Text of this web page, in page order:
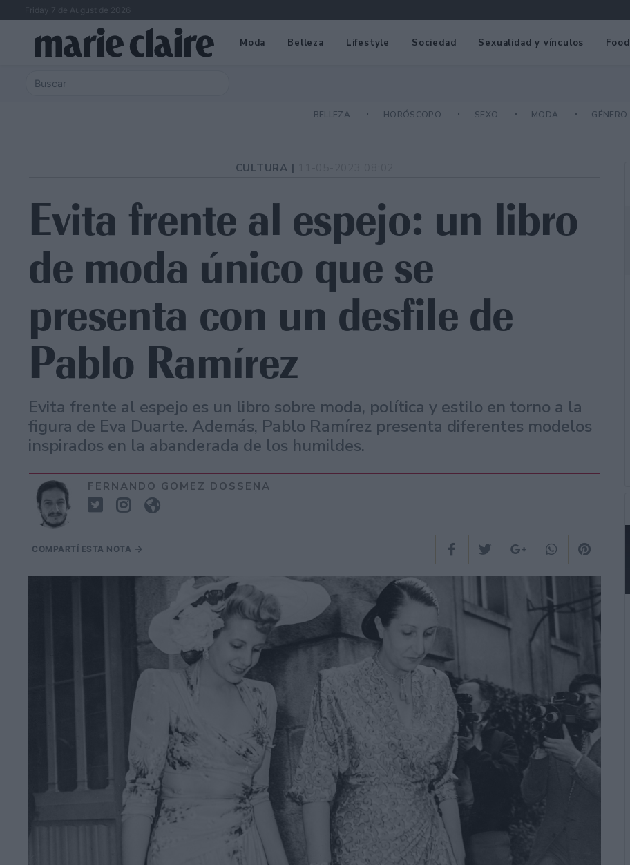
Friday 7 de August de 2026
Moda Belleza Lifestyle Sociedad Sexualidad y vínculos Food
BELLEZA HORÓSCOPO SEXO MODA GÉNERO
CULTURA |
Evita frente al espejo: un libro
de moda único que se
presenta con un desfile de
Pablo Ramírez
Evita frente al espejo es un libro sobre moda, política y estilo en torno a la
figura de Eva Duarte. Además, Pablo Ramírez presenta diferentes modelos
inspirados en la abanderada de los humildes.
FERNANDO GOMEZ DOSSENA
COMPARTÍ ESTA NOTA